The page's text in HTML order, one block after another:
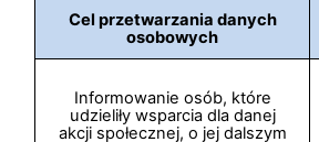
Cel przetwarzania danych
osobowych
Informowanie osób, które
udzieliły wsparcia dla danej
akcji społecznej, o jej dalszym